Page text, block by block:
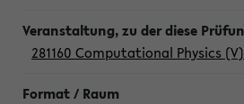
281160 Computational Physics (V)